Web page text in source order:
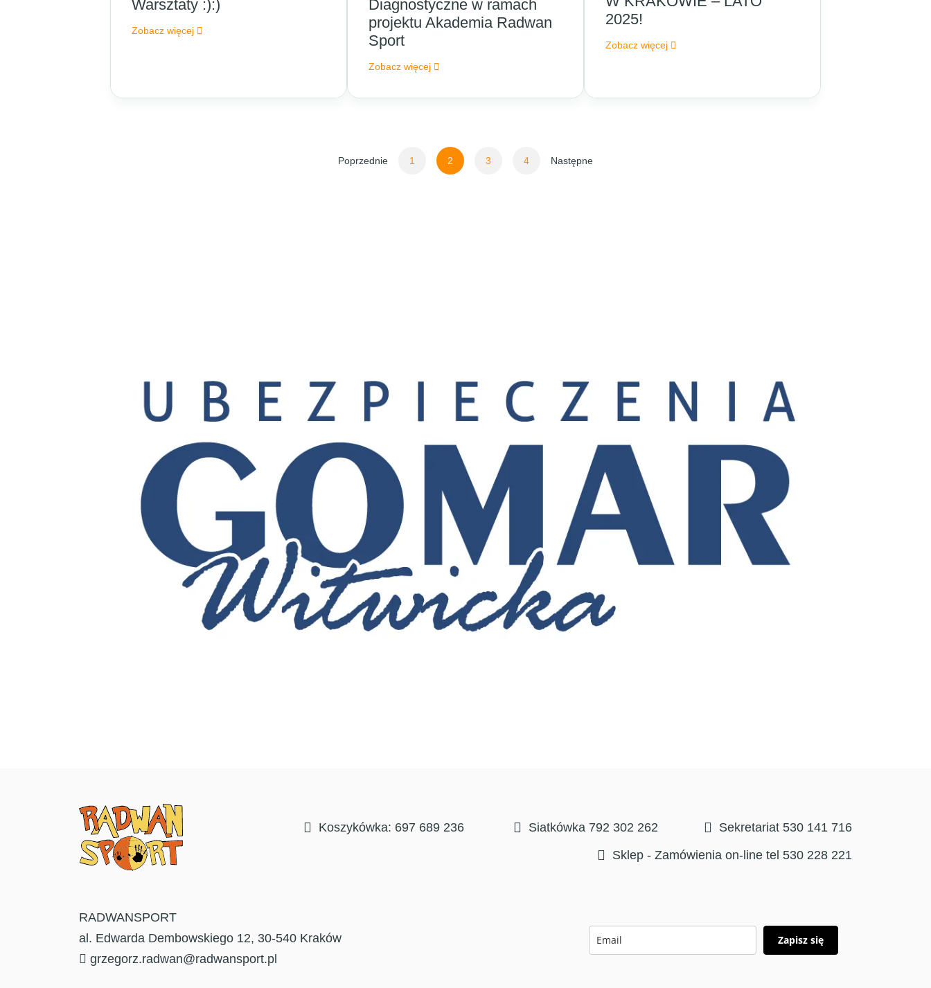
Warsztaty :):)
Zobacz więcej
Diagnostyczne w ramach
projektu Akademia Radwan
Sport
Zobacz więcej
2025!
Zobacz więcej
Stronicowanie
Poprzednie 1 2 3 4 Następne
Koszykówka: 697 689 236 Siatkówka 792 302 262
Sekretariat 530 141 716
Sklep - Zamówienia on-line tel 530 228 221
RADWANSPORT
al. Edwarda Dembowskiego 12, 30-540 Kraków
grzegorz.radwan@radwansport.pl
Zapisz się